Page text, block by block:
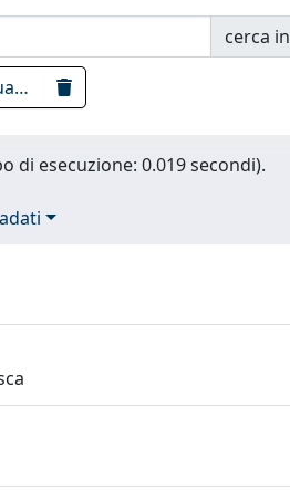
cerca in
[2010 TO 2019]
di esecuzione: 0.019 secondi).